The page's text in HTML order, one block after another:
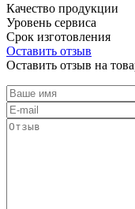
Качество продукции
Уровень сервиса
Срок изготовления
Оставить отзыв
Оставить отзыв на